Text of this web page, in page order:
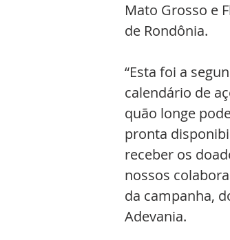
Mato Grosso e
de Rondônia.
“Esta foi a
calendário de
quão longe
pronta
receber os
nossos
da campanha,
Adevania.